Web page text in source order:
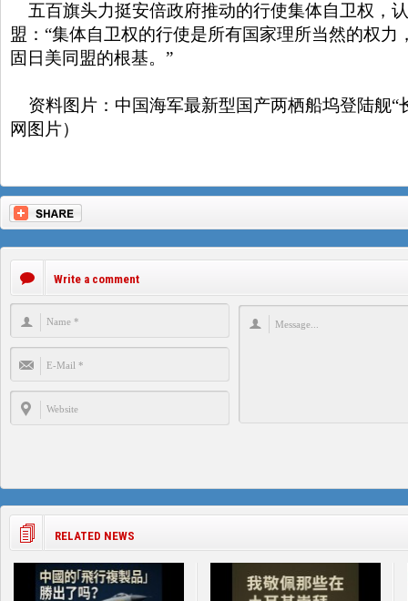
五百旗头力挺安倍政府推动的行使集体自卫权，
盟：“集体自卫权的行使是所有国家理所当然的权力
固日美同盟的根基。”
资料图片：中国海军最新型国产两栖船坞登陆舰“
网图片）
Write a comment
RELATED NEWS